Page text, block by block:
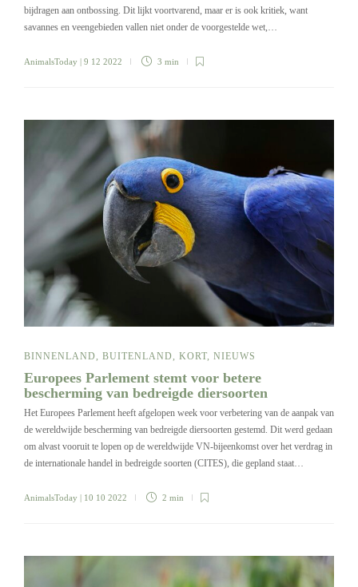
bijdragen aan ontbossing. Dit lijkt voortvarend, maar er is ook kritiek, want
savannes en veengebieden vallen niet onder de voorgestelde wet,…
AnimalsToday | 9 12 2022 3 min
BINNENLAND BUITENLAND KORT NIEUWS
Europees Parlement stemt voor betere
bescherming van bedreigde diersoorten
Het Europees Parlement heeft afgelopen week voor verbetering van de aanpak van
de wereldwijde bescherming van bedreigde diersoorten gestemd. Dit werd gedaan
om alvast vooruit te lopen op de wereldwijde VN-bijeenkomst over het verdrag in
de internationale handel in bedreigde soorten (CITES), die gepland staat…
AnimalsToday | 10 10 2022 2 min